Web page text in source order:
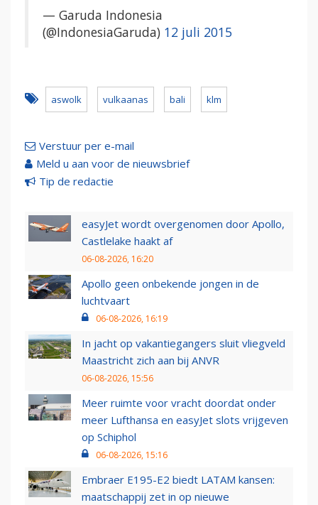
— Garuda Indonesia
(@IndonesiaGaruda) 12 juli 2015
aswolk vulkaanas bali klm
Verstuur per e-mail
Meld u aan voor de nieuwsbrief
Tip de redactie
easyJet wordt overgenomen door Apollo,
Castlelake haakt af
06-08-2026, 16:20
Apollo geen onbekende jongen in de
luchtvaart
06-08-2026, 16:19
In jacht op vakantiegangers sluit vliegveld
Maastricht zich aan bij ANVR
06-08-2026, 15:56
Meer ruimte voor vracht doordat onder
meer Lufthansa en easyJet slots vrijgeven
op Schiphol
06-08-2026, 15:16
Embraer E195-E2 biedt LATAM kansen:
maatschappij zet in op nieuwe